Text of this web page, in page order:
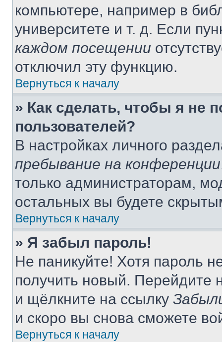
компьютере, например в
университете и т. д. Если
каждом посещении
отключил эту функцию.
Вернуться к началу
» Как сделать, чтобы я не
пользователей?
В настройках личного
пребывание на конференции
только администраторам,
остальных вы будете
Вернуться к началу
» Я забыл пароль!
Не паникуйте! Хотя пароль
получить новый. Перейдите
и щёлкните на ссылку
и скоро вы снова сможете
Вернуться к началу